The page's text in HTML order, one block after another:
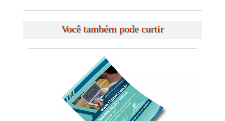
Você também pode curtir